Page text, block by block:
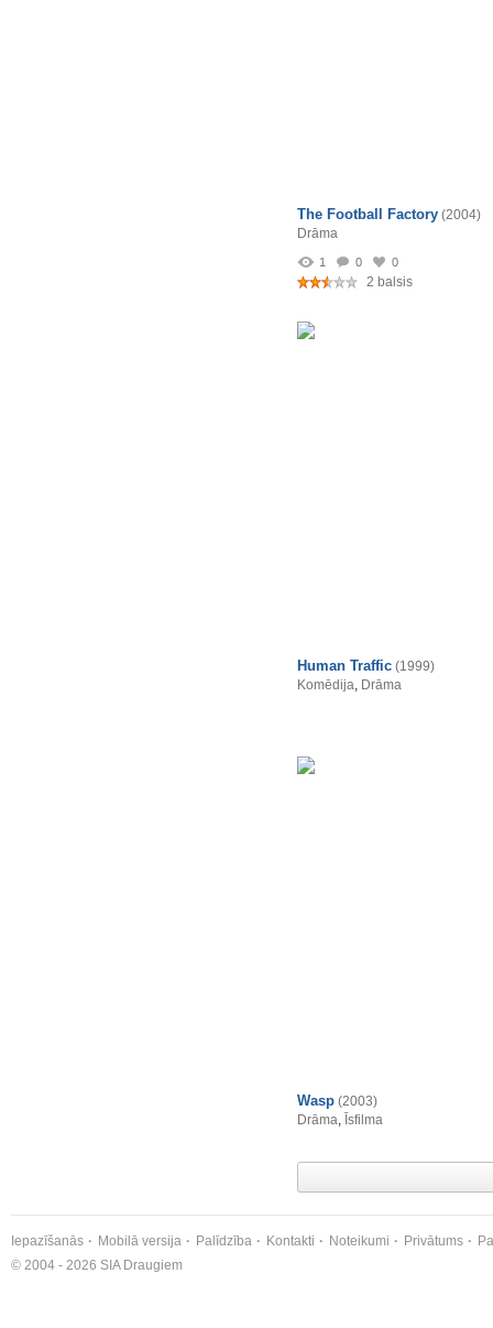
The Football Factory (2004)
Drāma
1 0 0
2 balsis
Human Traffic (1999)
Komēdija, Drāma
Wasp (2003)
Drāma, Īsfilma
Iepazīšanās Mobilā versija Palīdzība Kontakti Noteikumi Privātums
© 2004 - 2026 SIA Draugiem